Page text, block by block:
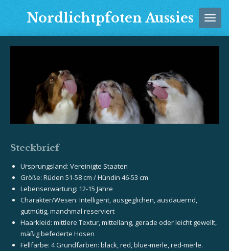
HauptinhaltNordlichtpfoten Aussies
Steckbrief
Ursprungsland: Vereinigte Staaten
Größe: Rüden 51-58 cm / Hündin 46-53 cm
Lebenserwartung: 12-15 Jahre
Charakter/Wesen: Intelligent, ausgeglichen, ausdauernd,
gutmütig, manchmal reserviert
Haarkleid: mittlere Textur, mittellang, gerade oder leicht gewellt,
mäßig befederte Hosen
Fellfarbe: 4 Grundfarben: black, red, blue-merle, red-merle.